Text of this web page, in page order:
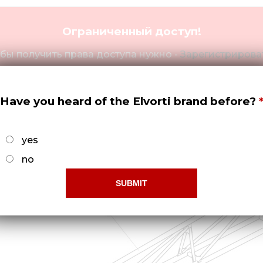
Ограниченный доступ!
получить права доступа нужно -
2
Have you heard of the Elvorti brand before?
yes
no